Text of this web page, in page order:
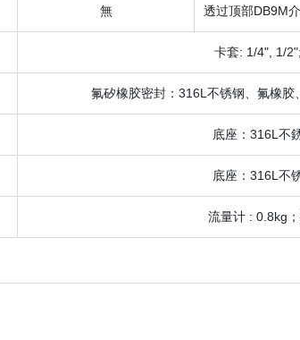
無 透过顶部DB9M
卡套: 1/4", 1/
氟矽橡胶密封：316L不锈钢、氟橡
底座：316L不
底座：316L不
流量计 : 0.8kg